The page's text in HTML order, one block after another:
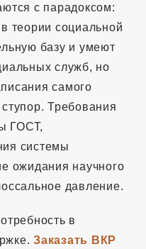
с парадоксом:
теории социальной
базу и умеют
служб, но
самого
Требования
ГОСТ,
системы
ожидания научного
давление.
в
Заказать ВКР